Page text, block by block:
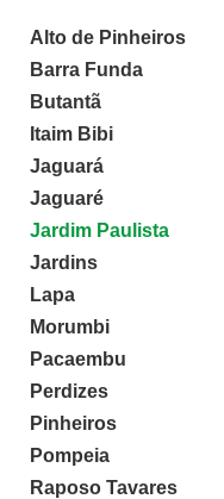
Alto de Pinheiros
Barra Funda
Butantã
Itaim Bibi
Jaguará
Jaguaré
Jardim Paulista
Jardins
Lapa
Morumbi
Pacaembu
Perdizes
Pinheiros
Pompeia
Raposo Tavares